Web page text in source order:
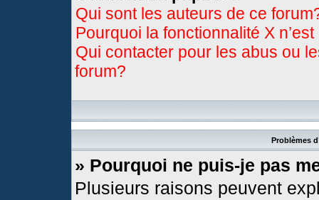
Qui sont les auteurs de ce
Pourquoi la fonctionnalité X
Qui contacter pour les abus ou
forum?
Problèmes
» Pourquoi ne puis-je pas
Plusieurs raisons peuvent